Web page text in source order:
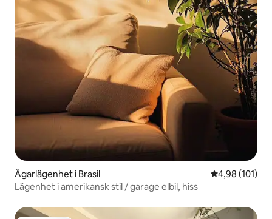
Ägarlägenhet i Brasil 4,98 av 5 i
4,98 (101)
Lägenhet i amerikansk stil / garage elbil, hiss